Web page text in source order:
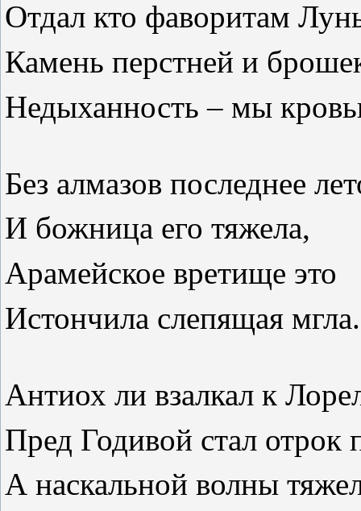
Отдал кто фаворитам
Камень перстней и
Недыханность – мы
Без алмазов последнее
И божница его тяжела,
Арамейское вретище это
Истончила слепящая мгла.
Антиох ли взалкал к
Пред Годивой стал отрок
А наскальной волны